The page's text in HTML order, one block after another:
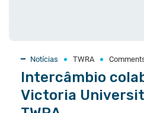
Notícias TWRA
Intercâmbio
Victoria